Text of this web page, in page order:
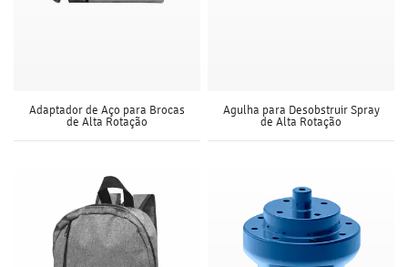
Adaptador de Aço para Brocas
de Alta Rotação
Agulha para Desobstruir Spray
de Alta Rotação